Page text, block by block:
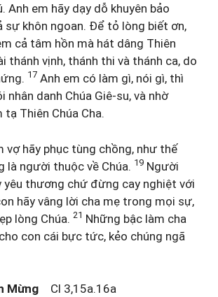
Anh em hãy dạy dỗ khuyên bảo
sự khôn ngoan. Để tỏ lòng biết ơn,
cả tâm hồn mà hát dâng Thiên
thánh vịnh, thánh thi và thánh ca, do
17 Anh em có làm gì, nói gì, thì
nhân danh Chúa Giê-su, và nhờ
Thiên Chúa Cha.
vợ hãy phục tùng chồng, như thế
là người thuộc về Chúa. 19 Người
yêu thương chứ đừng cay nghiệt với
hãy vâng lời cha mẹ trong mọi sự,
lòng Chúa. 21 Những bậc làm cha
con cái bực tức, kẻo chúng ngã
Mừng Cl 3,15a.16a